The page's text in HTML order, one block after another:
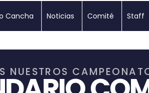
Cancha Noticias Comité Staff
NUESTROS